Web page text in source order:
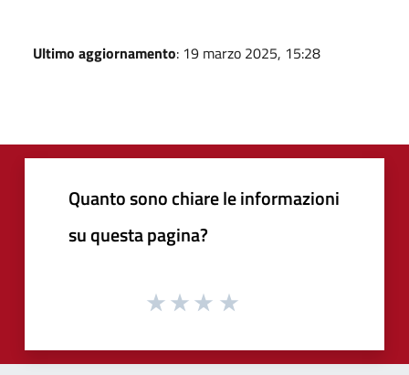
Ultimo aggiornamento: 19 marzo 2025, 15:28
Quanto sono chiare le informazioni
su questa pagina?